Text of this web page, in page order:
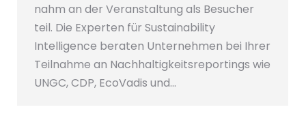
nahm an der Veranstaltung als Besucher
teil. Die Experten für Sustainability
Intelligence beraten Unternehmen bei Ihrer
Teilnahme an Nachhaltigkeitsreportings wie
UNGC, CDP, EcoVadis und…